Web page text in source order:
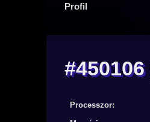
Profil
#450106
Processzor: